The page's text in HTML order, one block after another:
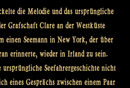
die Melodie und das ursprüngliche
Grafschaft Clare an der Westküste
einen Seemann in New York, der über
erinnerte, wieder in Irland zu sein.
Seefahrergeschichte nicht
eines Gesprächs zwischen einem Paar